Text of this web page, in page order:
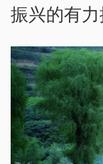
振兴的有力